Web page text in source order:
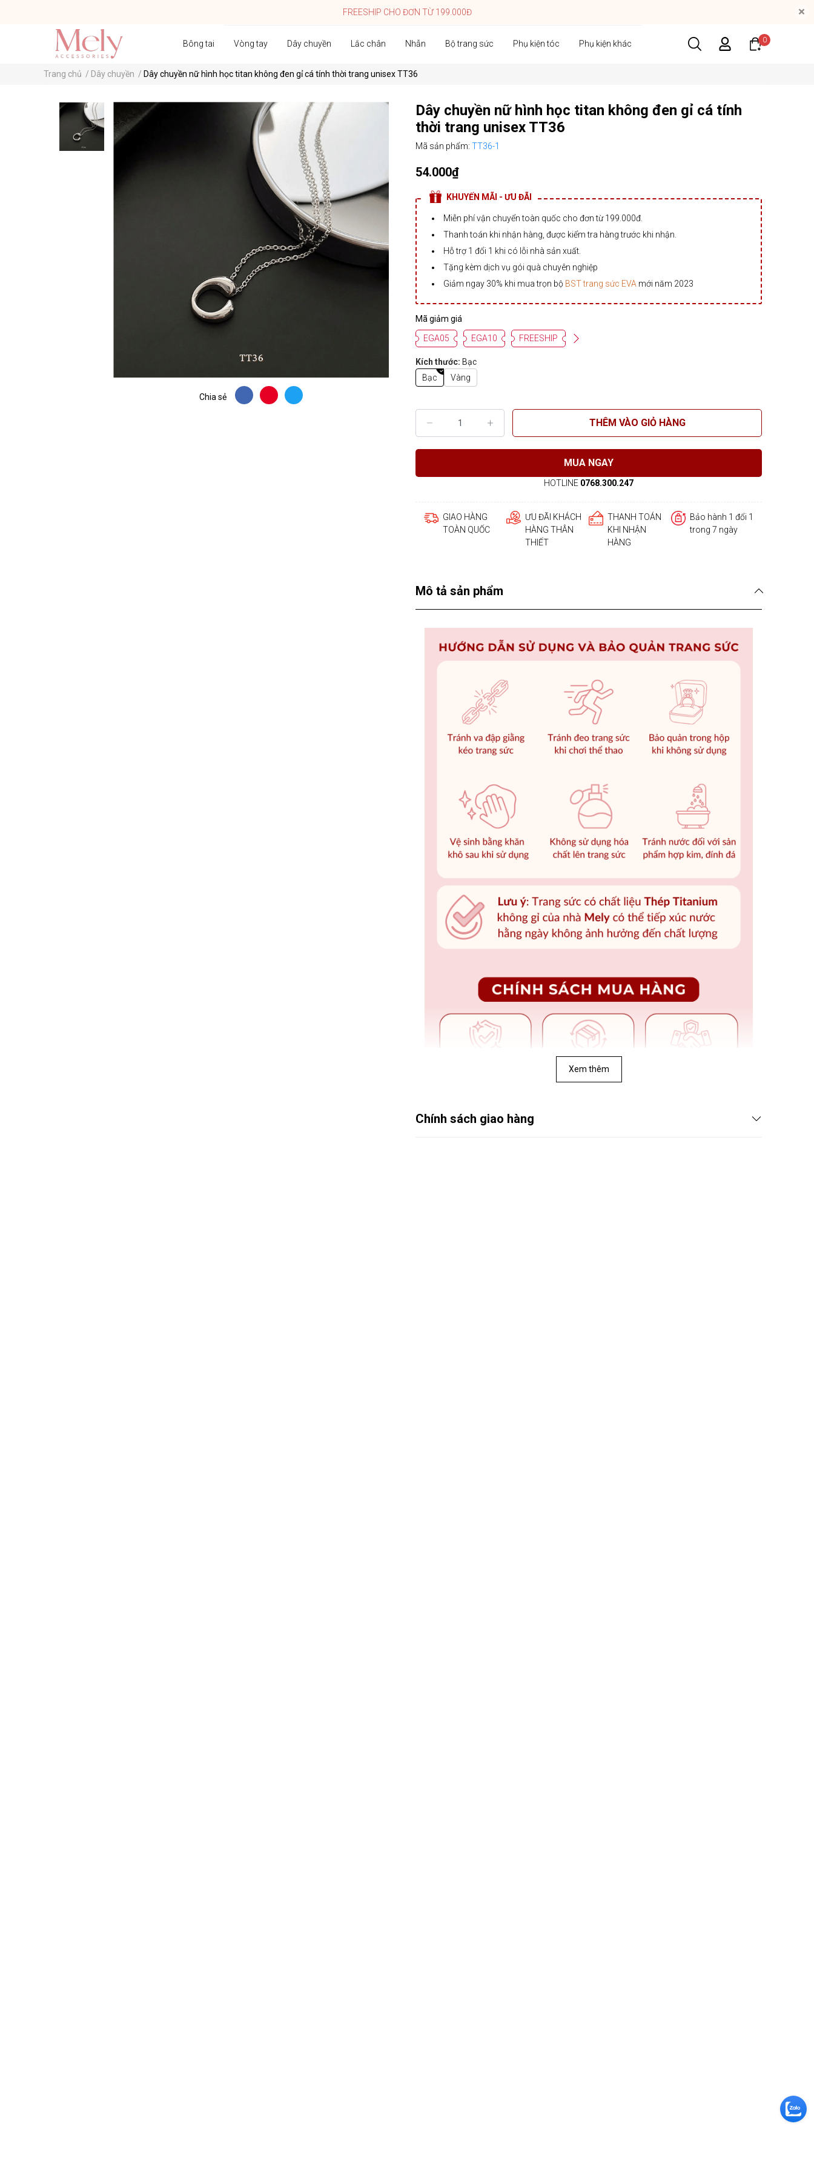
FREESHIP CHO ĐƠN TỪ 199.000Đ ×
Bông tai Vòng tay Dây chuyền Lắc chân Nhẫn Bộ trang sức Phụ kiện tóc Phụ kiện khác 0
Trang chủ / Dây chuyền / Dây chuyền nữ hình học titan không đen gỉ cá tính thời trang unisex TT36
Chia sẻ
Dây chuyền nữ hình học titan không đen gỉ cá tính
thời trang unisex TT36
Mã sản phẩm: TT36-1
54.000₫
KHUYẾN MÃI - ƯU ĐÃI
Miễn phí vận chuyển toàn quốc cho đơn từ 199.000đ.
Thanh toán khi nhận hàng, được kiểm tra hàng trước khi nhận.
Hỗ trợ 1 đổi 1 khi có lỗi nhà sản xuất.
Tặng kèm dịch vụ gói quà chuyên nghiệp
Giảm ngay 30% khi mua trọn bộ BST trang sức EVA mới năm 2023
Mã giảm giá
EGA05
EGA10 FREESHIP
Kích thước: Bạc
Bạc
Vàng
THÊM VÀO GIỎ HÀNG
MUA NGAY
HOTLINE 0768.300.247
GIAO HÀNG
TOÀN QUỐC
ƯU ĐÃI KHÁCH
HÀNG THÂN
THIẾT
THANH TOÁN
KHI NHẬN
HÀNG
Bảo hành 1 đổi 1
trong 7 ngày
Mô tả sản phẩm
Xem thêm
Chính sách giao hàng